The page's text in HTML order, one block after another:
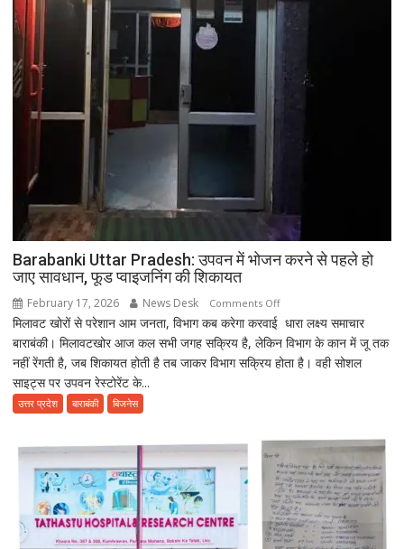
Barabanki Uttar Pradesh: उपवन में भोजन करने से पहले हो
जाए सावधान, फूड प्वाइजनिंग की शिकायत
February 17, 2026 News Desk Comments Offon
Barabanki
Uttar
Pradesh:
करने
से
पहले
हो
जाए
सावधान,
मिलावट खोरों से परेशान आम जनता, विभाग कब करेगा करवाई धारा लक्ष्य समाचार
बाराबंकी। मिलावटखोर आज कल सभी जगह सक्रिय है, लेकिन विभाग के कान में जू तक
नहीं रेंगती है, जब शिकायत होती है तब जाकर विभाग सक्रिय होता है। वही सोशल
साइट्स पर उपवन रेस्टोरेंट के...
उत्तर प्रदेश बाराबंकी बिजनेस